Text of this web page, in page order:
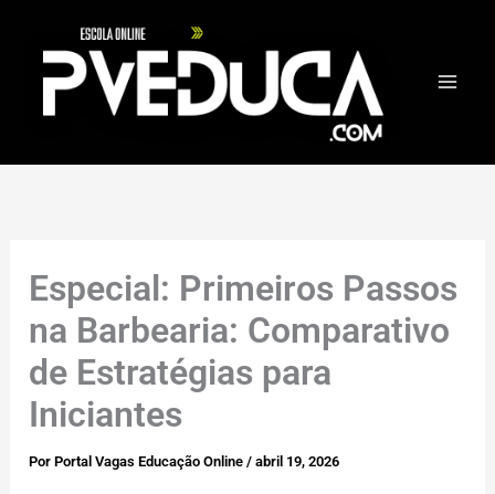
Especial: Primeiros Passos
na Barbearia: Comparativo
de Estratégias para
Iniciantes
PorPortal Vagas Educação Online/abril 19, 2026